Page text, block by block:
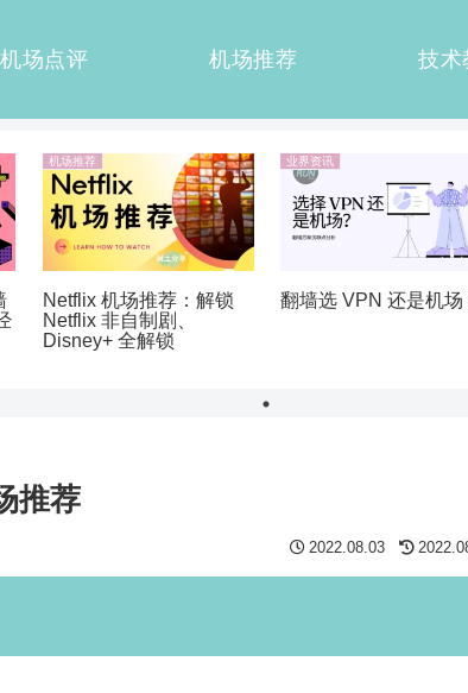
机场点评 机场推荐 技术
机场推荐
Netflix 机场推荐：解锁
Netflix 非自制剧、
Disney+ 全解锁
业界资讯
翻墙选 VPN 还是机场
推荐
2022.08.03